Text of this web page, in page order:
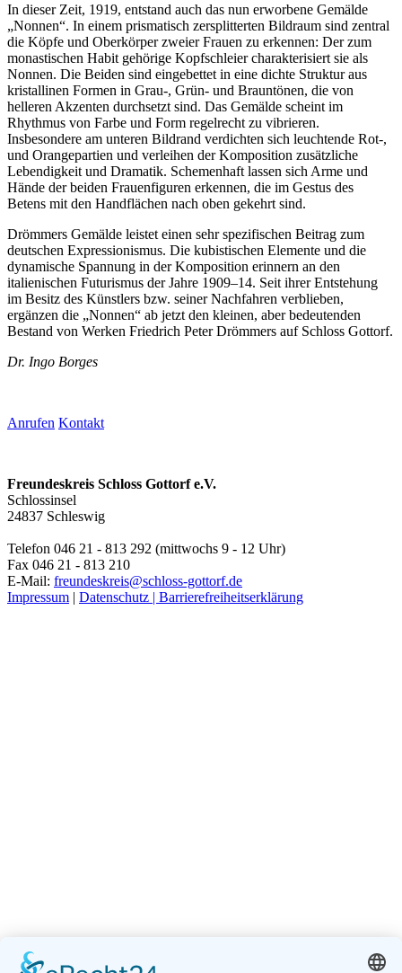
In dieser Zeit, 1919, entstand auch das nun erworbene Gemälde
„Nonnen“. In einem prismatisch zersplitterten Bildraum sind zentral
die Köpfe und Oberkörper zweier Frauen zu erkennen: Der zum
monastischen Habit gehörige Kopfschleier charakterisiert sie als
Nonnen. Die Beiden sind eingebettet in eine dichte Struktur aus
kristallinen Formen in Grau-, Grün- und Brauntönen, die von
helleren Akzenten durchsetzt sind. Das Gemälde scheint im
Rhythmus von Farbe und Form regelrecht zu vibrieren.
Insbesondere am unteren Bildrand verdichten sich leuchtende Rot-,
und Orangepartien und verleihen der Komposition zusätzliche
Lebendigkeit und Dramatik. Schemenhaft lassen sich Arme und
Hände der beiden Frauenfiguren erkennen, die im Gestus des
Betens mit den Handflächen nach oben gekehrt sind.
Drömmers Gemälde leistet einen sehr spezifischen Beitrag zum
deutschen Expressionismus. Die kubistischen Elemente und die
dynamische Spannung in der Komposition erinnern an den
italienischen Futurismus der Jahre 1909–14. Seit ihrer Entstehung
im Besitz des Künstlers bzw. seiner Nachfahren verblieben,
ergänzen die „Nonnen“ ab jetzt den kleinen, aber bedeutenden
Bestand von Werken Friedrich Peter Drömmers auf Schloss Gottorf.
Dr. Ingo Borges
Anrufen Kontakt
Freundeskreis Schloss Gottorf e.V.
Schlossinsel
24837 Schleswig
Telefon 046 21 - 813 292 (mittwochs 9 - 12 Uhr)
Fax 046 21 - 813 210
E-Mail: freundeskreis@schloss-gottorf.de
Impressum | Datenschutz | Barrierefreiheitserklärung